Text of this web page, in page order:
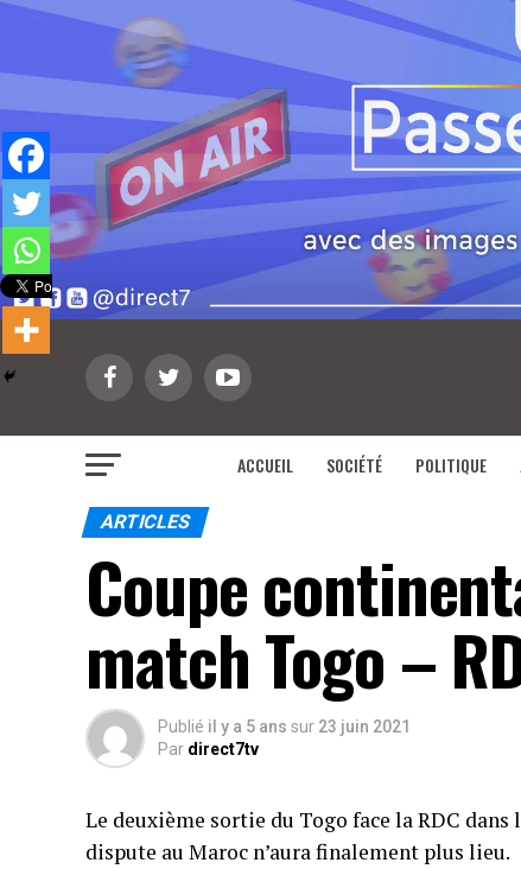
ACCUEIL SOCIÉTÉ POLITIQUE
ARTICLES
Coupe
match Togo –
Publié il y a 5 ans sur 23 juin 2021
Par direct7tv
Le deuxième sortie du Togo face la RDC
dispute au Maroc n’aura finalement plus lieu.